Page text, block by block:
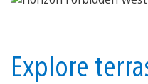
Explore